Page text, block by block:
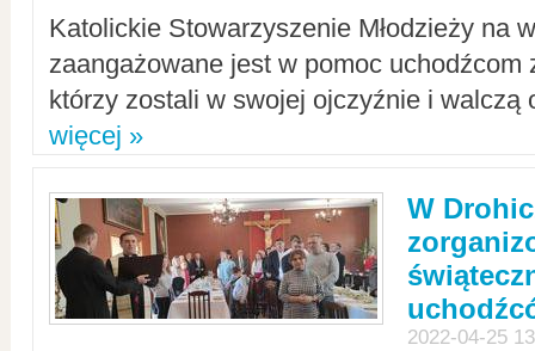
Katolickie Stowarzyszenie Młodzieży na
zaangażowane jest w pomoc uchodźcom
którzy zostali w swojej ojczyźnie i walczą
więcej »
W
2022-04-25